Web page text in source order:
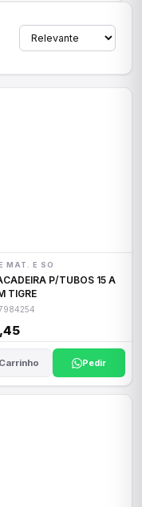
MAT. E SO
P/TUBOS 15 A
TIGRE
Pedir